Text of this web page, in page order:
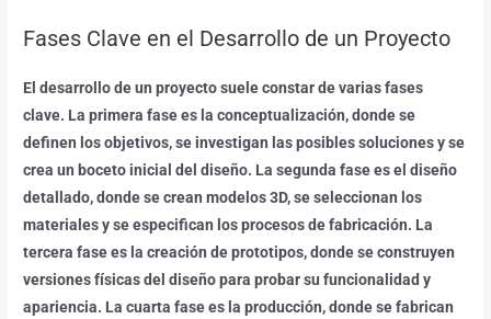
Fases Clave en el Desarrollo de un Proyecto
El desarrollo de un proyecto suele constar de varias fases
clave. La primera fase es la conceptualización, donde se
definen los objetivos, se investigan las posibles soluciones y se
crea un boceto inicial del diseño. La segunda fase es el diseño
detallado, donde se crean modelos 3D, se seleccionan los
materiales y se especifican los procesos de fabricación. La
tercera fase es la creación de prototipos, donde se construyen
versiones físicas del diseño para probar su funcionalidad y
apariencia. La cuarta fase es la producción, donde se fabrican